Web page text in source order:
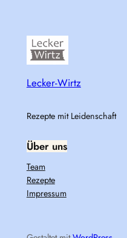
Lecker-Wirtz
Rezepte mit Leidenschaft
Über uns
Team
Rezepte
Impressum